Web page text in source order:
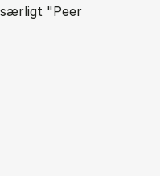
"Peer